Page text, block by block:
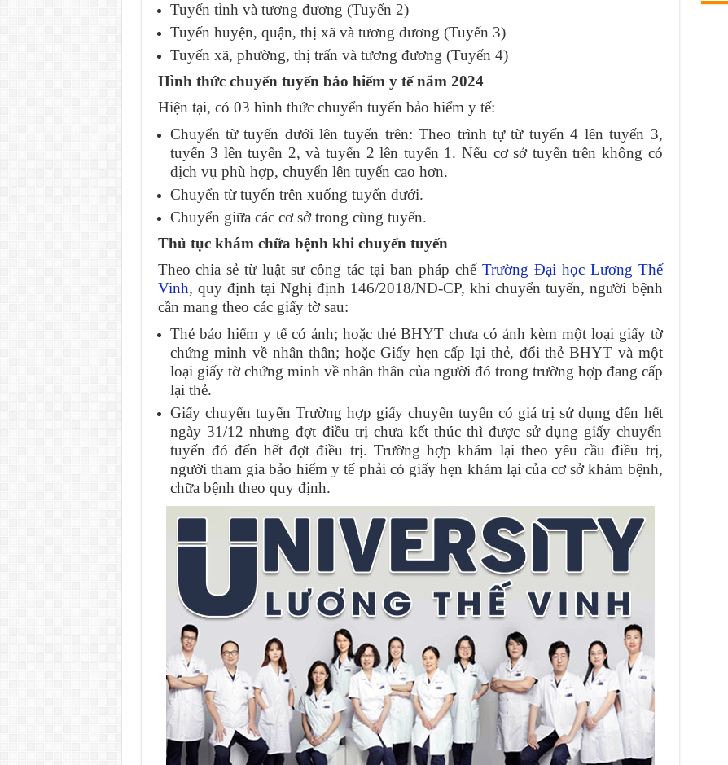
Tuyến tỉnh và tương đương (Tuyến 2)
Tuyến huyện, quận, thị xã và tương đương (Tuyến 3)
Tuyến xã, phường, thị trấn và tương đương (Tuyến 4)
Hình thức chuyển tuyến bảo hiểm y tế năm 2024
Hiện tại, có 03 hình thức chuyển tuyến bảo hiểm y tế:
Chuyển từ tuyến dưới lên tuyến trên: Theo trình tự từ tuyến 4 lên tuyến 3,
tuyến 3 lên tuyến 2, và tuyến 2 lên tuyến 1. Nếu cơ sở tuyến trên không có
dịch vụ phù hợp, chuyển lên tuyến cao hơn.
Chuyển từ tuyến trên xuống tuyến dưới.
Chuyển giữa các cơ sở trong cùng tuyến.
Thủ tục khám chữa bệnh khi chuyển tuyến
Theo chia sẻ từ luật sư công tác tại ban pháp chế Trường Đại học Lương Thế
Vinh, quy định tại Nghị định 146/2018/NĐ-CP, khi chuyển tuyến, người bệnh
cần mang theo các giấy tờ sau:
Thẻ bảo hiểm y tế có ảnh; hoặc thẻ BHYT chưa có ảnh kèm một loại giấy tờ
chứng minh về nhân thân; hoặc Giấy hẹn cấp lại thẻ, đổi thẻ BHYT và một
loại giấy tờ chứng minh về nhân thân của người đó trong trường hợp đang cấp
lại thẻ.
Giấy chuyển tuyến Trường hợp giấy chuyển tuyến có giá trị sử dụng đến hết
ngày 31/12 nhưng đợt điều trị chưa kết thúc thì được sử dụng giấy chuyển
tuyến đó đến hết đợt điều trị. Trường hợp khám lại theo yêu cầu điều trị,
người tham gia bảo hiểm y tế phải có giấy hẹn khám lại của cơ sở khám bệnh,
chữa bệnh theo quy định.